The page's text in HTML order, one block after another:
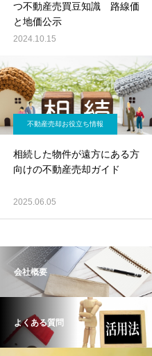
つ不動産売買豆知識 路線価
と地価公示
2024.10.15
不動産売却お役立ち情報
相続した物件が遠方にある方
向けの不動産売却ガイド
2025.06.05
会社概要
よくある質問